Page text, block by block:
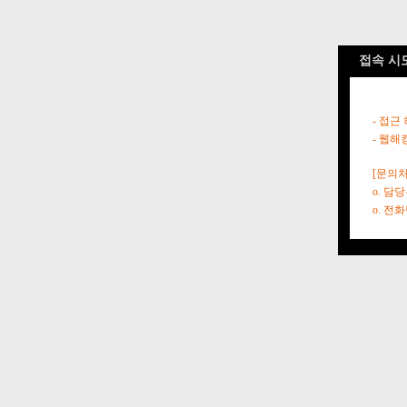
접속 시
- 접근
- 웹해
[문의
o. 담
o. 전화